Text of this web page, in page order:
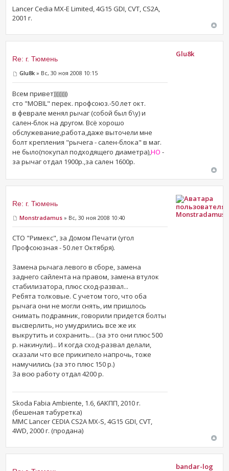
Lancer Cedia MX-E Limited, 4G15 GDI, CVT, CS2A,
2001 г.
Re: г. Тюмень
Glu8k » Вс, 30 ноя 2008 10:15
Всем привет)))))))))
сто "MOBIL" перек. профсоюз.-50 лет окт.
в феврале менял рычаг (собой был б\у) и
сален-блок на другом. Всё хорошо
обслужевание,работа,даже выточели мне
болт крепления "рычега - сален-блока" в маг.
не было(покупал подходящего диаметра),НО -
за рычаг отдал 1900р.,за сален 1600р.
Glu8k
Re: г. Тюмень
Monstradamus » Вс, 30 ноя 2008 10:40
СТО "Римекс", за Домом Печати (угол
Профсоюзная - 50 лет Октября).
Замена рычага левого в сборе, замена
заднего сайлента на правом, замена втулок
стабилизатора, плюс сход-развал...
Ребята толковые. С учетом того, что оба
рычага они не могли снять, им пришлось
снимать подрамник, говорили придется болты
высверлить, но умудрились все же их
выкрутить и сохранить... (за это они плюс 500
р. накинули)... И когда сход-развал делали,
сказали что все прикипело напрочь, тоже
намучились (за это плюс 150 р.)
За всю работу отдал 4200 р.
Skoda Fabia Ambiente, 1.6, 6АКПП, 2010 г.
(бешеная табуретка)
MMC Lancer CEDIA CS2A MX-S, 4G15 GDI, CVT,
4WD, 2000 г. (продана)
Monstradamus
bandar-log